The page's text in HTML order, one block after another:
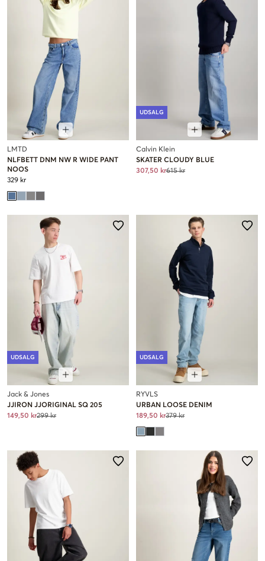
LMTD
NLFBETT DNM NW R WIDE PANT
NOOS
329 kr
UDSALG
Calvin Klein
SKATER CLOUDY BLUE
307,50 kr615 kr
UDSALG
Jack & Jones
JJIRON JJORIGINAL SQ 205
149,50 kr299 kr
UDSALG
RYVLS
URBAN LOOSE DENIM
189,50 kr379 kr